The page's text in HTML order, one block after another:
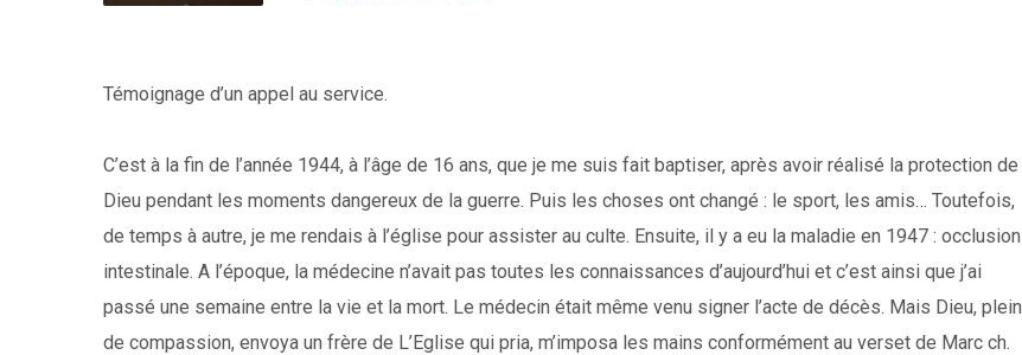
Témoignage d’un appel au service.
C’est à la fin de l’année 1944, à l’âge de 16 ans, que je me suis fait baptiser, après avoir réalisé la protection de
Dieu pendant les moments dangereux de la guerre. Puis les choses ont changé : le sport, les amis… Toutefois,
de temps à autre, je me rendais à l’église pour assister au culte. Ensuite, il y a eu la maladie en 1947 : occlusion
intestinale. A l’époque, la médecine n’avait pas toutes les connaissances d’aujourd’hui et c’est ainsi que j’ai
passé une semaine entre la vie et la mort. Le médecin était même venu signer l’acte de décès. Mais Dieu, plein
de compassion, envoya un frère de L’Eglise qui pria, m’imposa les mains conformément au verset de Marc ch.